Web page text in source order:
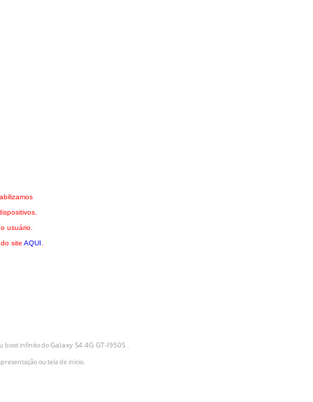
usuário.
site AQUI
boot infinito doGalaxy S4 4G GT-I9505 .
ou tela de inicio.